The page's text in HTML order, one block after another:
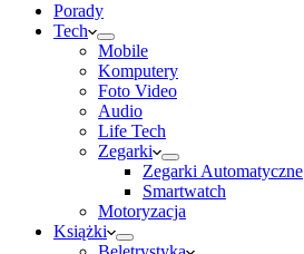
Porady
Tech
Mobile
Komputery
Foto Video
Audio
Life Tech
Zegarki
Zegarki Automatyczne
Smartwatch
Motoryzacja
Książki